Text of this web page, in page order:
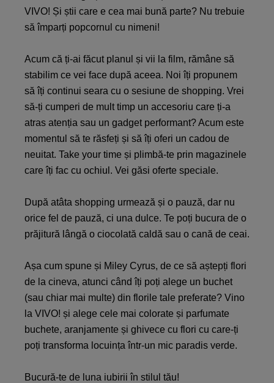
VIVO! Și știi care e cea mai bună parte? Nu trebuie
să împarți popcornul cu nimeni!
Acum că ți-ai făcut planul și vii la film, rămâne să
stabilim ce vei face după aceea. Noi îți propunem
să îți continui seara cu o sesiune de shopping. Vrei
să-ți cumperi de mult timp un accesoriu care ți-a
atras atenția sau un gadget performant? Acum este
momentul să te răsfeți și să îți oferi un cadou de
neuitat. Take your time și plimbă-te prin magazinele
care îți fac cu ochiul. Vei găsi oferte speciale.
După atâta shopping urmează și o pauză, dar nu
orice fel de pauză, ci una dulce. Te poți bucura de o
prăjitură lângă o ciocolată caldă sau o cană de ceai.
Așa cum spune și Miley Cyrus, de ce să aștepți flori
de la cineva, atunci când îți poți alege un buchet
(sau chiar mai multe) din florile tale preferate? Vino
la VIVO! și alege cele mai colorate și parfumate
buchete, aranjamente și ghivece cu flori cu care-ți
poți transforma locuința într-un mic paradis verde.
Bucură-te de luna iubirii în stilul tău!